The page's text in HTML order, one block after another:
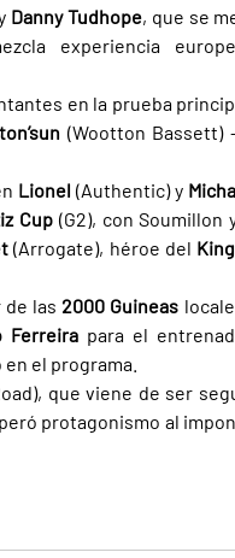
Danny Tudhope, que se
experiencia
en la prueba
(Wootton Bassett)
Lionel (Authentic) y
Cup (G2), con Soumillon
(Arrogate), héroe del
de las 2000 Guineas
Ferreira para el
el programa.
que viene de ser
protagonismo al